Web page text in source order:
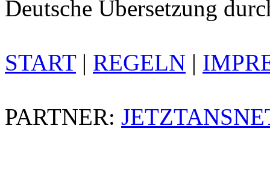
Deutsche Übersetzung
START| REGELN |
PARTNER: